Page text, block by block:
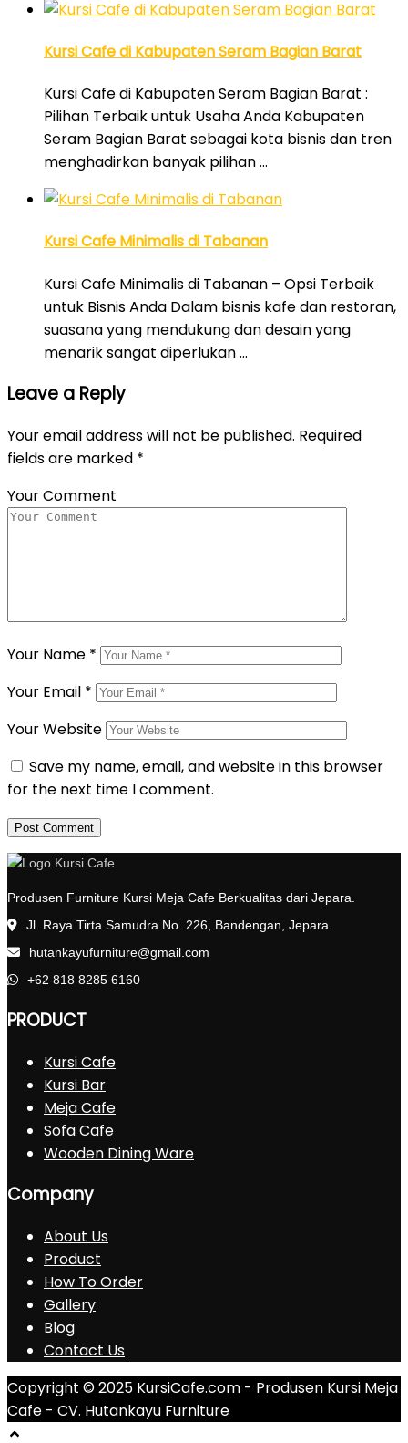
Kursi Cafe di Kabupaten Seram Bagian Barat
Kursi Cafe di Kabupaten Seram Bagian Barat :
Pilihan Terbaik untuk Usaha Anda Kabupaten
Seram Bagian Barat sebagai kota bisnis dan tren
menghadirkan banyak pilihan …
Kursi Cafe Minimalis di Tabanan
Kursi Cafe Minimalis di Tabanan – Opsi Terbaik
untuk Bisnis Anda Dalam bisnis kafe dan restoran,
suasana yang mendukung dan desain yang
menarik sangat diperlukan …
Leave a Reply
Your email address will not be published. Required
fields are marked *
Your Comment
Your Name *
Your Email *
Your Website
Save my name, email, and website in this browser
for the next time I comment.
Produsen Furniture Kursi Meja Cafe Berkualitas dari Jepara.
Jl. Raya Tirta Samudra No. 226, Bandengan, Jepara
hutankayufurniture@gmail.com
+62 818 8285 6160
PRODUCT
Kursi Cafe
Kursi Bar
Meja Cafe
Sofa Cafe
Wooden Dining Ware
Company
About Us
Product
How To Order
Gallery
Blog
Contact Us
Copyright © 2025 KursiCafe.com - Produsen Kursi Meja
Cafe - CV. Hutankayu Furniture